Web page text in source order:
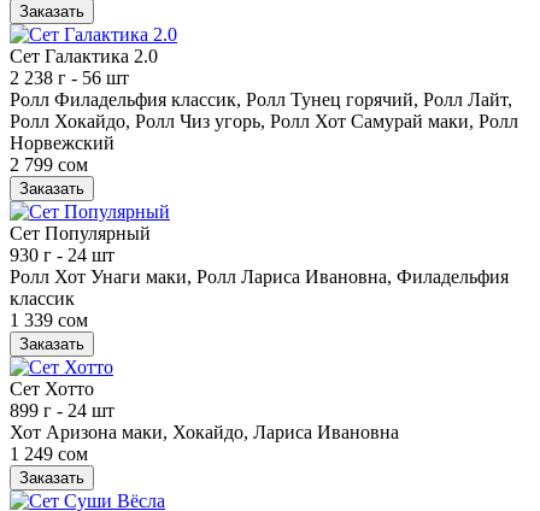
Заказать
Сет Галактика 2.0
2 238 г - 56 шт
Ролл Филадельфия классик, Ролл Тунец горячий, Ролл Лайт,
Ролл Хокайдо, Ролл Чиз угорь, Ролл Хот Самурай маки, Ролл
Норвежский
2 799 сом
Заказать
Сет Популярный
930 г - 24 шт
Ролл Хот Унаги маки, Ролл Лариса Ивановна, Филадельфия
классик
1 339 сом
Заказать
Сет Хотто
899 г - 24 шт
Хот Аризона маки, Хокайдо, Лариса Ивановна
1 249 сом
Заказать